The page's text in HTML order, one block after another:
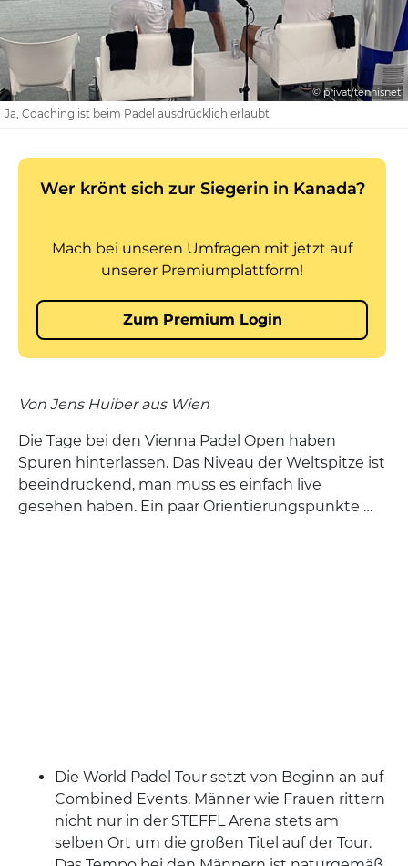
© privat/tennisnet
Ja, Coaching ist beim Padel ausdrücklich erlaubt
Von Jens Huiber aus Wien
Die Tage bei den Vienna Padel Open haben
Spuren hinterlassen. Das Niveau der Weltspitze ist
beeindruckend, man muss es einfach live
gesehen haben. Ein paar Orientierungspunkte …
Die World Padel Tour setzt von Beginn an auf
Combined Events, Männer wie Frauen rittern
nicht nur in der STEFFL Arena stets am
selben Ort um die großen Titel auf der Tour.